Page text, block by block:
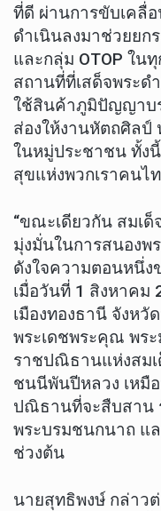
ที่ดี ผ่านการขับเคลื่อ
ดำเนินลงมาช่วยย
และกลุ่ม OTOP ใน
สถานที่ที่เสด็จพระด
ใช้สินค้าภูมิปัญญาบร
ส่องให้งานหัตถศิลป์
ในหมู่ประชาชน ทั้งนี้
สุขแห่งพวกเราคนไ
“ขณะเดียวกัน สมเ
มุ่งมั่นในการสนอง
ดังใจความตอนหนึ่ง
เมื่อวันที่ 1 สิงหาค
เมืองทองธานี จังห
พระเดชพระคุณ พร
ราชปณิธานแห่งสมเ
ชนนีพันปีหลวง เหมื
ปณิธานที่จะสืบสาน
พระบรมชนกนาถ แ
ช่วงต้น
นายสุทธิพงษ์ กล่าว